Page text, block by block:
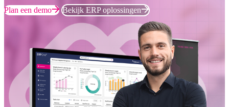
Plan een demo Bekijk ERP oplossingen